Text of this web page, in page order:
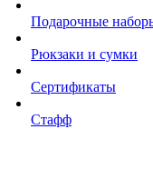
Подарочные
Рюкзаки и сумки
Сертификаты
Стафф